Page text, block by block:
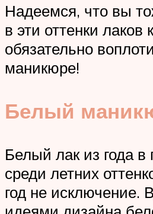
Надеемся, что вы
в эти оттенки лаков
обязательно
маникюре!
Белый
Белый лак из года в
среди летних
год не исключение.